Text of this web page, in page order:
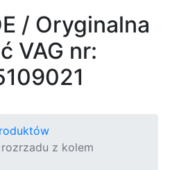
/ Oryginalna
VAG nr:
z kolem